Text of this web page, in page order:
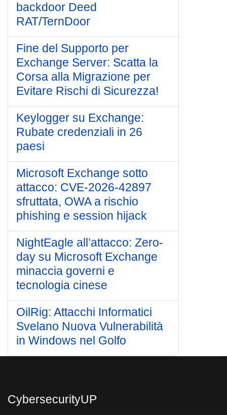
backdoor Deed
RAT/TernDoor
Fine del Supporto per
Exchange Server: Scatta la
Corsa alla Migrazione per
Evitare Rischi di Sicurezza!
Keylogger su Exchange:
Rubate credenziali in 26
paesi
Microsoft Exchange sotto
attacco: CVE-2026-42897
sfruttata, OWA a rischio
phishing e session hijack
NightEagle all’attacco: Zero-
day su Microsoft Exchange
minaccia governi e
tecnologia cinese
OilRig: Attacchi Informatici
Svelano Nuova Vulnerabilità
in Windows nel Golfo
CybersecurityUP